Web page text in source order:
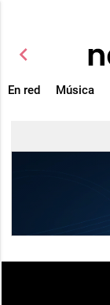
chevron_left
En red Música